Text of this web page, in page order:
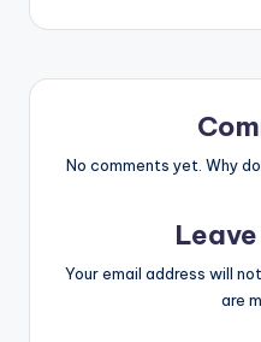
No comments yet. Why
Your email address will
are